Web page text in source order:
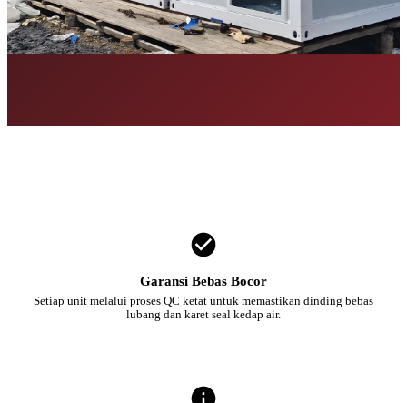
Garansi Bebas Bocor
Setiap unit melalui proses QC ketat untuk memastikan dinding bebas
lubang dan karet seal kedap air.